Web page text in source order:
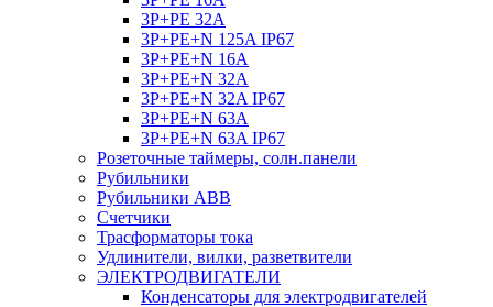
3P+PE 32A
3P+PE+N 125A IP67
3P+PE+N 16A
3P+PE+N 32A
3P+PE+N 32A IP67
3P+PE+N 63A
3P+PE+N 63A IP67
Розеточные таймеры, солн.панели
Рубильники
Рубильники ABB
Счетчики
Трасформаторы тока
Удлинители, вилки, разветвители
ЭЛЕКТРОДВИГАТЕЛИ
Конденсаторы для электродвигателей